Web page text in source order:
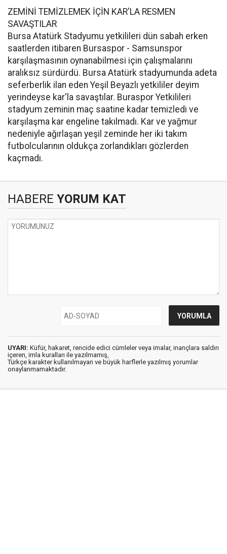
ZEMİNİ TEMİZLEMEK İÇİN KAR'LA RESMEN
SAVAŞTILAR
Bursa Atatürk Stadyumu yetkilileri dün sabah erken
saatlerden itibaren Bursaspor - Samsunspor
karşılaşmasının oynanabilmesi için çalışmalarını
aralıksız sürdürdü. Bursa Atatürk stadyumunda adeta
seferberlik ilan eden Yeşil Beyazlı yetkililer deyim
yerindeyse kar'la savaştılar. Buraspor Yetkilileri
stadyum zeminin maç saatine kadar temizledi ve
karşılaşma kar engeline takılmadı. Kar ve yağmur
nedeniyle ağırlaşan yeşil zeminde her iki takım
futbolcularının oldukça zorlandıkları gözlerden
kaçmadı.
HABERE YORUM KAT
UYARI: Küfür, hakaret, rencide edici cümleler veya imalar, inançlara saldırı
içeren, imla kuralları ile yazılmamış,
Türkçe karakter kullanılmayan ve büyük harflerle yazılmış yorumlar
onaylanmamaktadır.